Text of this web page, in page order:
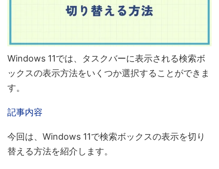
Windows 11では、タスクバーに表示される検索ボ
ックスの表示方法をいくつか選択することができま
す。
記事内容
今回は、 Windows 11で検索ボックスの表示を切り
替える方法を紹介します。